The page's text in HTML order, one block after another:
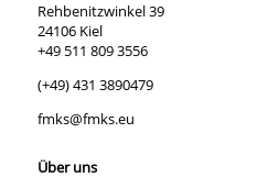
Rehbenitzwinkel 39
24106 Kiel
+49 511 809 3556
(+49) 431 3890479
fmks@fmks.eu
Über uns